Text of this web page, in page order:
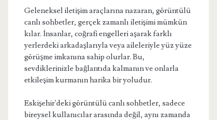
Geleneksel iletişim araçlarına nazaran, görüntülü
canlı sohbetler, gerçek zamanlı iletişimi mümkün
kılar. İnsanlar, coğrafi engelleri aşarak farklı
yerlerdeki arkadaşlarıyla veya aileleriyle yüz yüze
görüşme imkanına sahip olurlar. Bu,
sevdiklerinizle bağlantıda kalmanın ve onlarla
etkileşim kurmanın harika bir yoludur.
Eskişehir'deki görüntülü canlı sohbetler, sadece
bireysel kullanıcılar arasında değil, aynı zamanda